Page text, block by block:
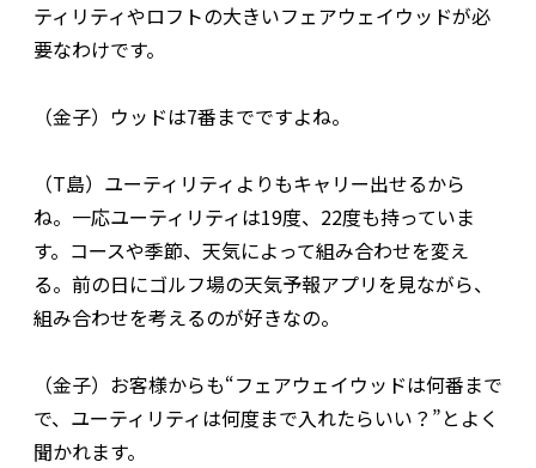
ティリティやロフトの大きいフェアウェイウッドが必
要なわけです。
（金子）ウッドは7番までですよね。
（T島）ユーティリティよりもキャリー出せるから
ね。一応ユーティリティは19度、22度も持っていま
す。コースや季節、天気によって組み合わせを変え
る。前の日にゴルフ場の天気予報アプリを見ながら、
組み合わせを考えるのが好きなの。
（金子）お客様からも“フェアウェイウッドは何番まで
で、ユーティリティは何度まで入れたらいい？”とよく
聞かれます。